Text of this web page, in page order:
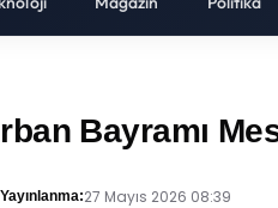
Bayramı
Yayınlanma:27 Mayıs 2026 08:39